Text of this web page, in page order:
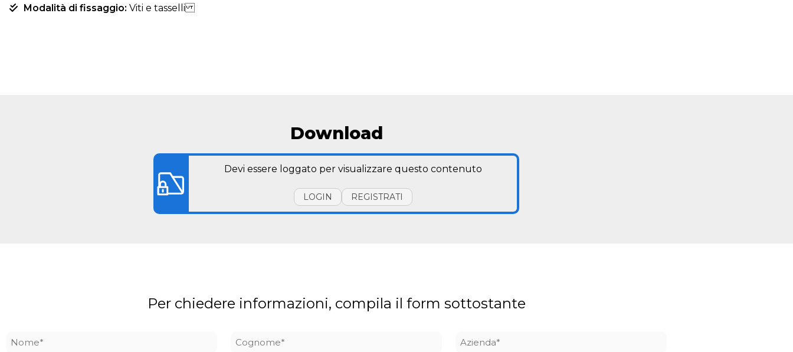
Modalità di fissaggio: Viti e tasselli
Download
Devi essere loggato per visualizzare questo contenuto
LOGIN REGISTRATI
Per chiedere informazioni, compila il form sottostante
Nome Cognome Azienda